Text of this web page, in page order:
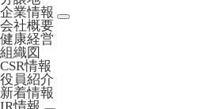
企業情報
会社概要
健康経営
組織図
CSR情報
役員紹介
新着情報